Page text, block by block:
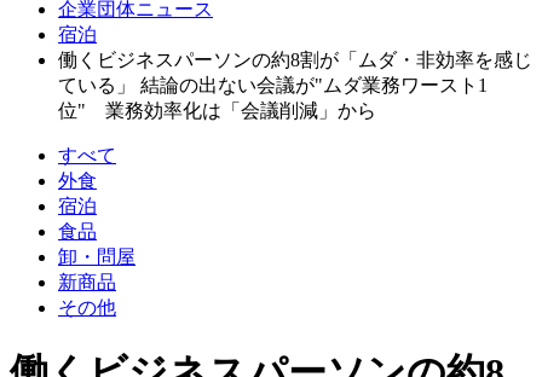
企業団体ニュース
宿泊
働くビジネスパーソンの約8割が「ムダ・非効率を感じ
ている」 結論の出ない会議が"ムダ業務ワースト1
位" 業務効率化は「会議削減」から
すべて
外食
宿泊
食品
卸・問屋
新商品
その他